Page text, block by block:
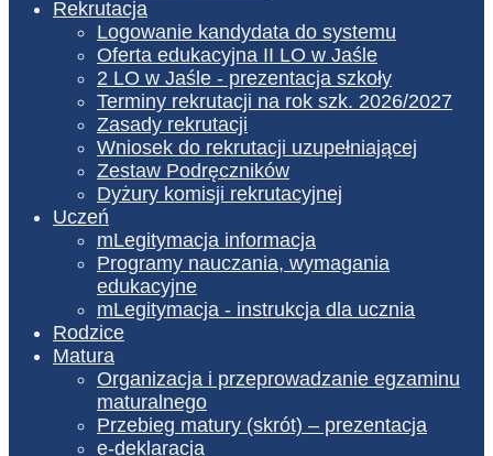
Rekrutacja
Logowanie kandydata do systemu
Oferta edukacyjna II LO w Jaśle
2 LO w Jaśle - prezentacja szkoły
Terminy rekrutacji na rok szk. 2026/2027
Zasady rekrutacji
Wniosek do rekrutacji uzupełniającej
Zestaw Podręczników
Dyżury komisji rekrutacyjnej
Uczeń
mLegitymacja informacja
Programy nauczania, wymagania
edukacyjne
mLegitymacja - instrukcja dla ucznia
Rodzice
Matura
Organizacja i przeprowadzanie egzaminu
maturalnego
Przebieg matury (skrót) – prezentacja
e-deklaracja